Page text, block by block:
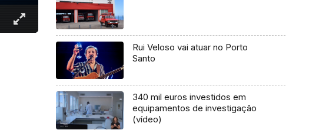
Rui Veloso vai atuar no Porto
Santo
340 mil euros investidos em
equipamentos de investigação
(vídeo)